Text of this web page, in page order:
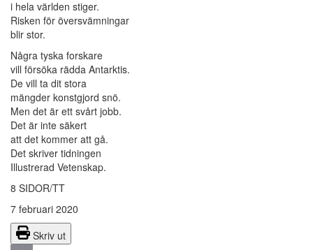
i hela världen stiger.
Risken för översvämningar
blir stor.
Några tyska forskare
vill försöka rädda Antarktis.
De vill ta dit stora
mängder konstgjord snö.
Men det är ett svårt jobb.
Det är inte säkert
att det kommer att gå.
Det skriver tidningen
Illustrerad Vetenskap.
8 SIDOR/TT
7 februari 2020
Skriv ut